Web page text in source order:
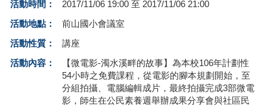
友站連結
網路選課
活動時間：
2017/11/06 19:00 至 2017/11/06 21:00
活動地點：
前山國小會議室
活動性質：
講座
活動內容：
【微電影-濁水溪畔的故事】為本校106年計劃性
54小時之免費課程，從電影的腳本規劃開始，至
分組拍攝、電腦編輯成片，最終拍攝完成3部微電
影，師生在公民素養週舉辦成果分享會與社區民